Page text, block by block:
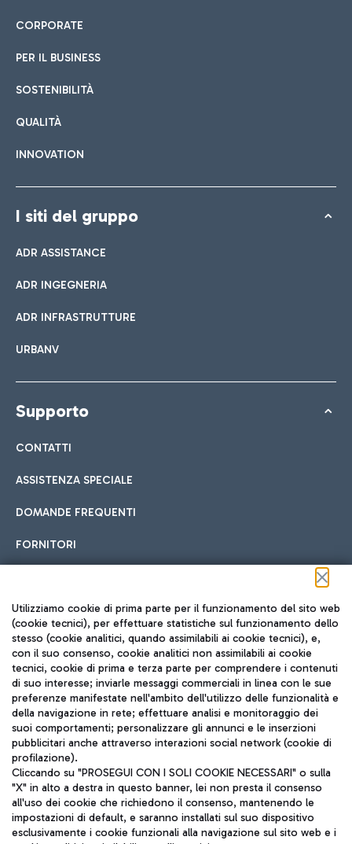
CORPORATE
PER IL BUSINESS
SOSTENIBILITÀ
QUALITÀ
INNOVATION
I siti del gruppo
ADR ASSISTANCE
ADR INGEGNERIA
ADR INFRASTRUTTURE
URBANV
Supporto
CONTATTI
ASSISTENZA SPECIALE
DOMANDE FREQUENTI
FORNITORI
Seguici sui social
TRAVEL JOURNAL
ITA
Utilizziamo cookie di prima parte per il funzionamento del sito web
(cookie tecnici), per effettuare statistiche sul funzionamento dello
stesso (cookie analitici, quando assimilabili ai cookie tecnici), e,
con il suo consenso, cookie analitici non assimilabili ai cookie
tecnici, cookie di prima e terza parte per comprendere i contenuti
di suo interesse; inviarle messaggi commerciali in linea con le sue
preferenze manifestate nell'ambito dell'utilizzo delle funzionalità e
della navigazione in rete; effettuare analisi e monitoraggio dei
suoi comportamenti; personalizzare gli annunci e le inserzioni
pubblicitari anche attraverso interazioni social network (cookie di
profilazione).
Cliccando su "PROSEGUI CON I SOLI COOKIE NECESSARI" o sulla
"X" in alto a destra in questo banner, lei non presta il consenso
all'uso dei cookie che richiedono il consenso, mantenendo le
impostazioni di default, e saranno installati sul suo dispositivo
esclusivamente i cookie funzionali alla navigazione sul sito web e i